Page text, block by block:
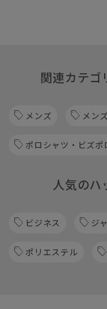
関連カテゴ
メンズ メン
ポロシャツ・ビズポ
人気のハ
ビジネス ジ
ポリエステル